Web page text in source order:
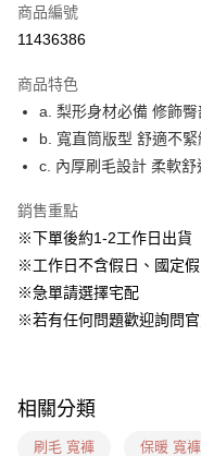
超商取貨付款
ATM付款
貨到付款
運送方式
貨到付款
每筆NT$60，滿NT$999(含
全家(信用卡、多元支付)
每筆NT$60，滿NT$1,599(
7-11(信用卡、多元支付)
商品編號
11436386
商品特色
a. 梨形身材必備 修飾
b. 寬直筒版型 舒適不
c. 內厚刷毛設計 柔軟舒
銷售重點
※下單後約1-2工作日出貨
※工作日不含假日、國定假
※急單請選擇宅配
※若有任何問題歡迎詢問
相關分類
刷毛 寬褲 保暖 寬褲